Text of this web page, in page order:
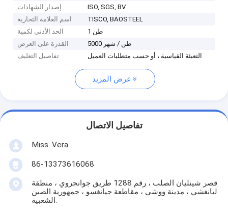
إصدار الشهادات
ISO, SGS, BV
اسم العلامة التجارية
TISCO, BAOSTEEL
الحد الأدنى لكمية
1 طن
القدرة على العرض
5000 طن / شهر
تفاصيل التغليف
التعبئة القياسية ، أو حسب متطلبات العميل
عرض المزيد
تفاصيل الاتصال
Miss. Vera
86-13373616068
قصر شينليان الصلب ، رقم 1288 طريق جوانجروي ، منطقة
ليانغشي ، مدينة ووشي ، مقاطعة جيانغسو ، جمهورية الصين